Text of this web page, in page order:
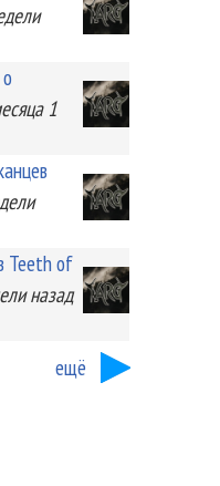
1
Teeth of
назад
ещё